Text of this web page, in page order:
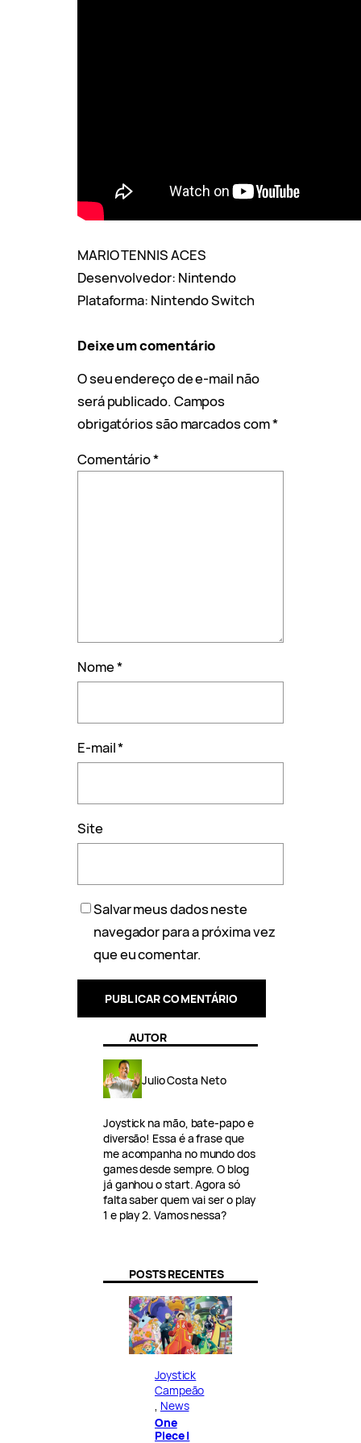
MARIO TENNIS ACES
Desenvolvedor: Nintendo
Plataforma: Nintendo Switch
Deixe um comentário
O seu endereço de e-mail não
será publicado. Campos
obrigatórios são marcados com*
Comentário*
Nome*
E-mail*
Site
Salvar meus dados neste
navegador para a próxima vez
que eu comentar.
AUTOR
Julio Costa Neto
Joystick na mão, bate-papo e
diversão! Essa é a frase que
me acompanha no mundo dos
games desde sempre. O blog
já ganhou o start. Agora só
falta saber quem vai ser o play
1 e play 2. Vamos nessa?
POSTS RECENTES
Joystick
Campeão
News
One
Piece |